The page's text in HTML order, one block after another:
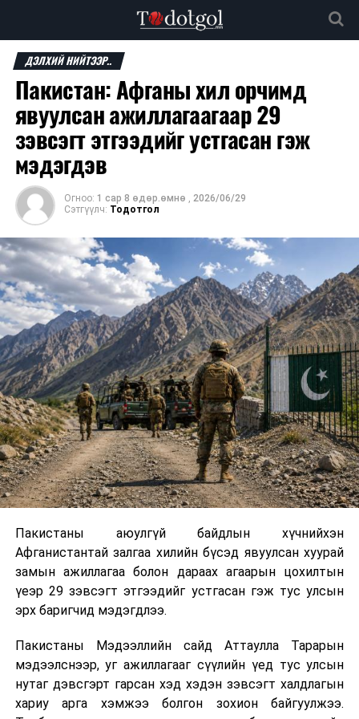
ДЭЛХИЙ НИЙТЭЭР..
Пакистан: Афганы хил орчимд
явуулсан ажиллагаагаар 29
зэвсэгт этгээдийг устгасан гэж
мэдэгдэв
Огноо: 1 сар 8 өдөр.өмнө , 2026/06/29
Сэтгүүлч: Тодотгол
Пакистаны аюулгүй байдлын хүчнийхэн
Афганистантай залгаа хилийн бүсэд явуулсан хуурай
замын ажиллагаа болон дараах агаарын цохилтын
үеэр 29 зэвсэгт этгээдийг устгасан гэж тус улсын
эрх баригчид мэдэгдлээ.
Пакистаны Мэдээллийн сайд Аттаулла Тарарын
мэдээлснээр, уг ажиллагааг сүүлийн үед тус улсын
нутаг дэвсгэрт гарсан хэд хэдэн зэвсэгт халдлагын
хариу арга хэмжээ болгон зохион байгуулжээ.